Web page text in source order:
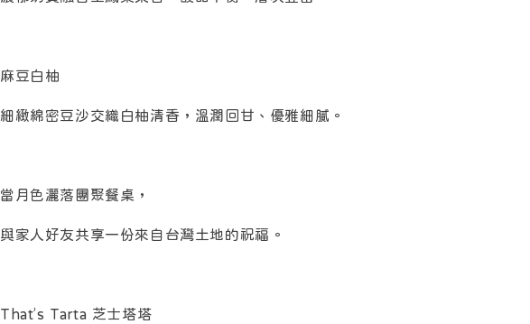
麻豆白柚
細緻綿密豆沙交織白柚清香，溫潤回甘、優雅細膩。
當月色灑落團聚餐桌，
與家人好友共享一份來自台灣土地的祝福。
That’s Tarta 芝士塔塔